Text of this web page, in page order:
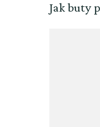
Jak buty